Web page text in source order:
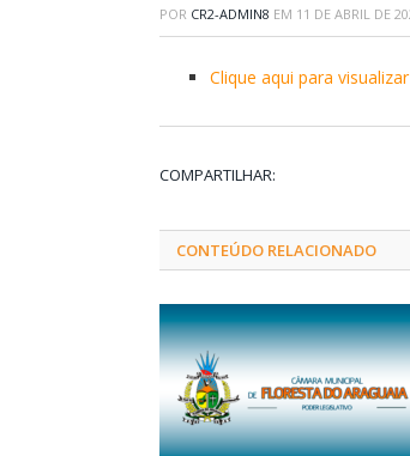
POR CR2-ADMIN8 EM 11 DE ABRIL DE
Clique aqui para visualizar
COMPARTILHAR:
CONTEÚDO RELACIONADO